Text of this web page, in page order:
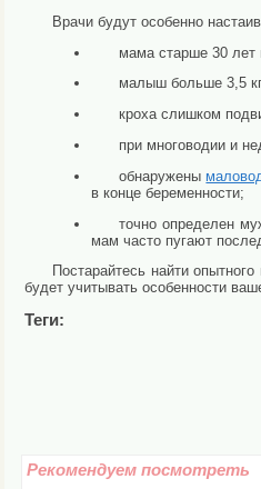
Врачи будут особенно
мама старше 30 лет
малыш больше 3,5
кроха слишком
при многоводии и
обнаружены
в конце беременности;
точно определен
мам часто пугают
Постарайтесь найти
будет учитывать особенности
Теги:
Рекомендуем посмотреть